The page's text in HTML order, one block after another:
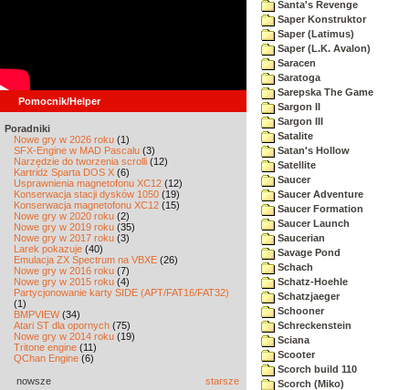
Pomocnik/Helper
Poradniki
Nowe gry w 2026 roku (1)
SFX-Engine w MAD Pascalu (3)
Narzędzie do tworzenia scrolli (12)
Kartridż Sparta DOS X (6)
Usprawnienia magnetofonu XC12 (12)
Konserwacja stacji dysków 1050 (19)
Konserwacja magnetofonu XC12 (15)
Nowe gry w 2020 roku (2)
Nowe gry w 2019 roku (35)
Nowe gry w 2017 roku (3)
Larek pokazuje (40)
Emulacja ZX Spectrum na VBXE (26)
Nowe gry w 2016 roku (7)
Nowe gry w 2015 roku (4)
Partycjonowanie karty SIDE (APT/FAT16/FAT32)
(1)
BMPVIEW(34)
Atari ST dla opornych (75)
Nowe gry w 2014 roku (19)
Tritone engine (11)
QChan Engine (6)
nowsze starsze
Santa's Revenge
Saper Konstruktor
Saper (Latimus)
Saper (L.K. Avalon)
Saracen
Saratoga
Sarepska The Game
Sargon II
Sargon III
Satalite
Satan's Hollow
Satellite
Saucer
Saucer Adventure
Saucer Formation
Saucer Launch
Saucerian
Savage Pond
Schach
Schatz-Hoehle
Schatzjaeger
Schooner
Schreckenstein
Sciana
Scooter
Scorch build 110
Scorch (Miko)